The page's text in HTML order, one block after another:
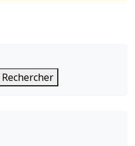
Rechercher